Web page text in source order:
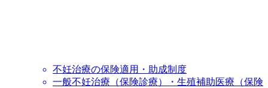
不妊治療の保険適用・助成制度
一般不妊治療（保険診療）・生殖補助医療（保険